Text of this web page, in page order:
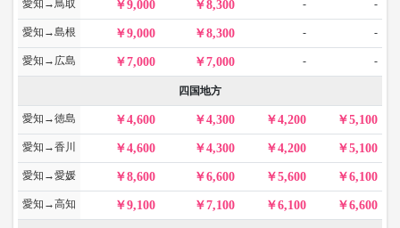
愛知→鳥取 9,000 8,300 - -
愛知→島根 9,000 8,300 - -
愛知→広島 7,000 7,000 - -
四国地方
愛知→徳島 4,600 4,300 4,200 5,100
愛知→香川 4,600 4,300 4,200 5,100
愛知→愛媛 8,600 6,600 5,600 6,100
愛知→高知 9,100 7,100 6,100 6,600